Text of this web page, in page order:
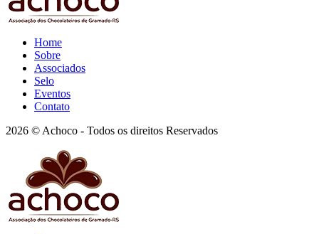
Home
Sobre
Associados
Selo
Eventos
Contato
2026 © Achoco - Todos os direitos Reservados